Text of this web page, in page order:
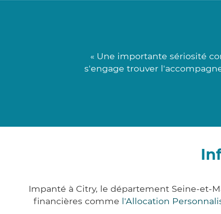
« Une importante sériosité
s'engage trouver
Impanté à Citry, le département Seine-et-
financières comme l'Allocation